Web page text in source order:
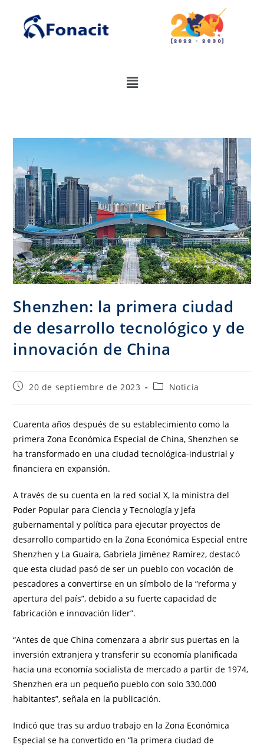
Shenzhen: la primera ciudad
de desarrollo tecnológico y de
innovación de China
20 de septiembre de 2023 Noticia
Cuarenta años después de su establecimiento como la
primera Zona Económica Especial de China, Shenzhen se
ha transformado en una ciudad tecnológica-industrial y
financiera en expansión.
A través de su cuenta en la red social X, la ministra del
Poder Popular para Ciencia y Tecnología y jefa
gubernamental y política para ejecutar proyectos de
desarrollo compartido en la Zona Económica Especial entre
Shenzhen y La Guaira, Gabriela Jiménez Ramírez, destacó
que esta ciudad pasó de ser un pueblo con vocación de
pescadores a convertirse en un símbolo de la “reforma y
apertura del país”, debido a su fuerte capacidad de
fabricación e innovación líder”.
“Antes de que China comenzara a abrir sus puertas en la
inversión extranjera y transferir su economía planificada
hacia una economía socialista de mercado a partir de 1974,
Shenzhen era un pequeño pueblo con solo 330.000
habitantes”, señala en la publicación.
Indicó que tras su arduo trabajo en la Zona Económica
Especial se ha convertido en “la primera ciudad de